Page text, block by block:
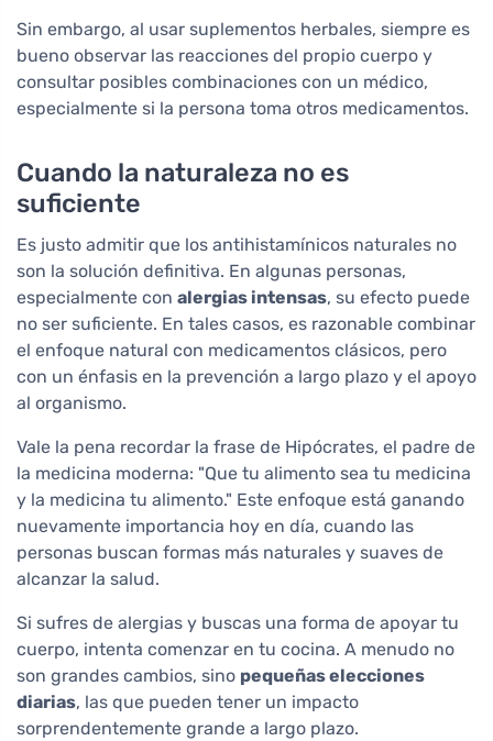
Sin embargo, al usar suplementos herbales, siempre es
bueno observar las reacciones del propio cuerpo y
consultar posibles combinaciones con un médico,
especialmente si la persona toma otros medicamentos.
Cuando la naturaleza no es
suficiente
Es justo admitir que los antihistamínicos naturales no
son la solución definitiva. En algunas personas,
especialmente con alergias intensas, su efecto puede
no ser suficiente. En tales casos, es razonable combinar
el enfoque natural con medicamentos clásicos, pero
con un énfasis en la prevención a largo plazo y el apoyo
al organismo.
Vale la pena recordar la frase de Hipócrates, el padre de
la medicina moderna: "Que tu alimento sea tu medicina
y la medicina tu alimento." Este enfoque está ganando
nuevamente importancia hoy en día, cuando las
personas buscan formas más naturales y suaves de
alcanzar la salud.
Si sufres de alergias y buscas una forma de apoyar tu
cuerpo, intenta comenzar en tu cocina. A menudo no
son grandes cambios, sino pequeñas elecciones
diarias, las que pueden tener un impacto
sorprendentemente grande a largo plazo.